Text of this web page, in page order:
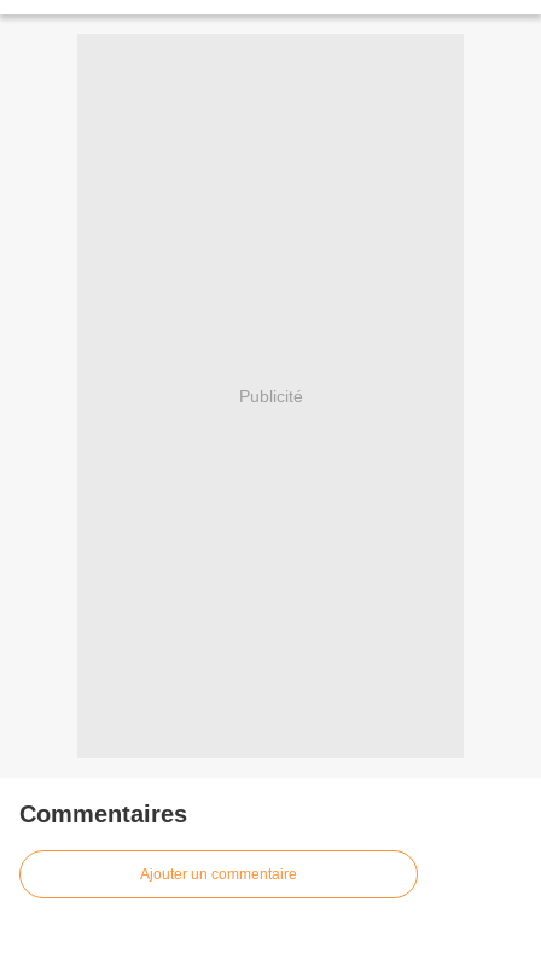
Publicité
Commentaires
Ajouter un commentaire